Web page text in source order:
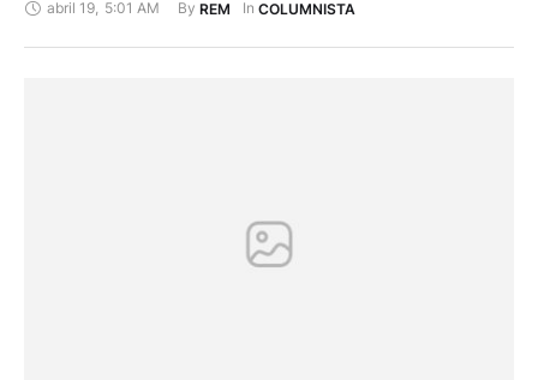
primero y antes que nada recorrer por las orillas de los cuatro
abril 19, 5:01 AM By REM In COLUMNISTA